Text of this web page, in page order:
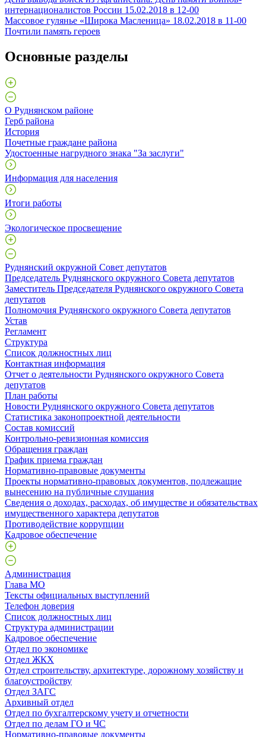
интернационалистов России 15.02.2018 в 12-00
Массовое гулянье «Широка Масленица» 18.02.2018 в 11-00
Почтили память героев
Основные разделы
О Руднянском районе
Герб района
История
Почетные граждане района
Удостоенные нагрудного знака "За заслуги"
Информация для населения
Итоги работы
Экологическое просвещение
Руднянский окружной Совет депутатов
Председатель Руднянского окружного Совета депутатов
Заместитель Председателя Руднянского окружного Совета
депутатов
Полномочия Руднянского окружного Совета депутатов
Устав
Регламент
Структура
Список должностных лиц
Контактная информация
Отчет о деятельности Руднянского окружного Совета
депутатов
План работы
Новости Руднянского окружного Совета депутатов
Статистика законопроектной деятельности
Состав комиссий
Контрольно-ревизионная комиссия
Обращения граждан
График приема граждан
Нормативно-правовые документы
Проекты нормативно-правовых документов, подлежащие
вынесению на публичные слушания
Сведения о доходах, расходах, об имуществе и обязательствах
имущественного характера депутатов
Противодействие коррупции
Кадровое обеспечение
Администрация
Глава МО
Тексты официальных выступлений
Телефон доверия
Список должностных лиц
Структура администрации
Кадровое обеспечение
Отдел по экономике
Отдел ЖКХ
Отдел строительству, архитектуре, дорожному хозяйству и
благоустройству
Отдел ЗАГС
Архивный отдел
Отдел по бухгалтерскому учету и отчетности
Отдел по делам ГО и ЧС
Нормативно-правовые документы